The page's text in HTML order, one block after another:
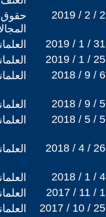
حقوق
2019 / 2 / 2
2019 / 1 / 31
2019 / 1 / 25
2018 / 9 / 6
2018 / 9 / 5
2018 / 5 / 5
2018 / 4 / 26
2018 / 1 / 4
2017 / 11 / 1
2017 / 10 / 25